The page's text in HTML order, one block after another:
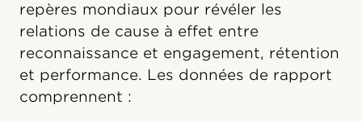
repères mondiaux pour révéler les
relations de cause à effet entre
reconnaissance et engagement, rétention
et performance. Les données de rapport
comprennent :